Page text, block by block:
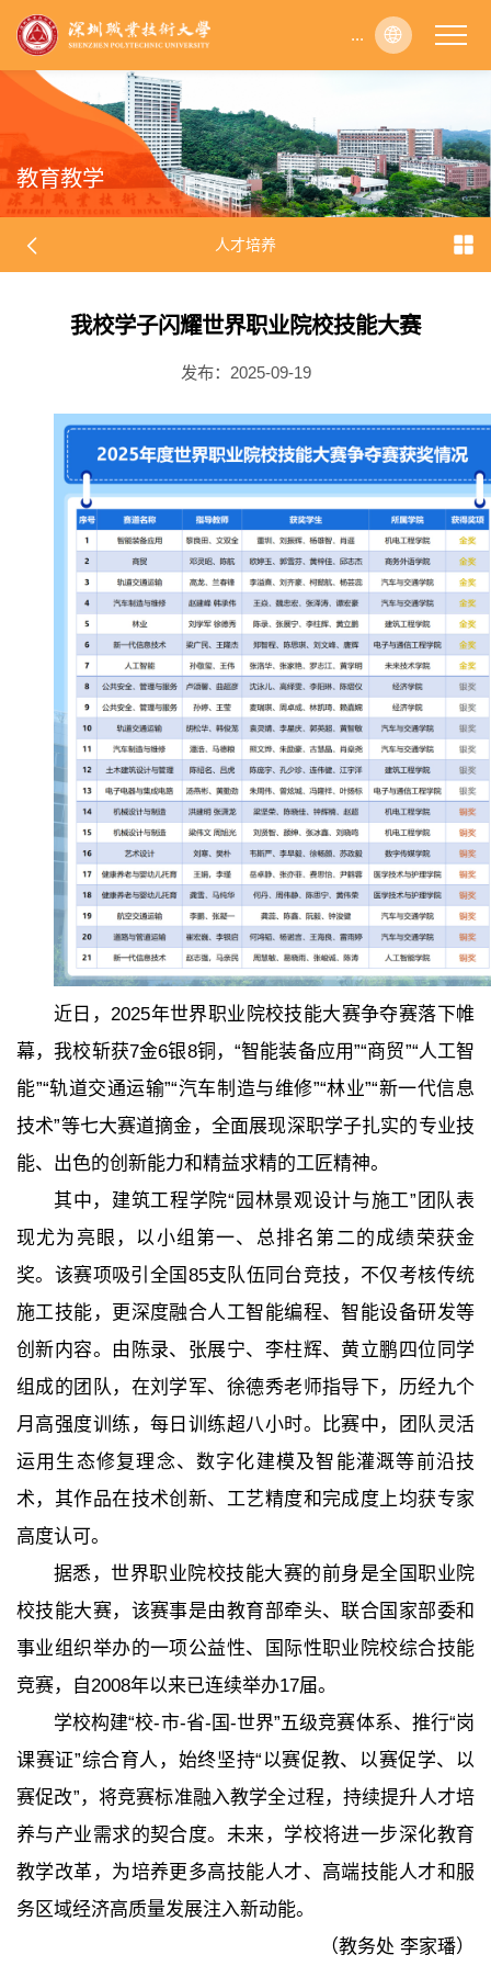
...
...
...
...
...
...
...
...
...
...
...
...
...
...
...
...
...
...
...
...
...
...
...
...
...
...
...
...
...
...
...
...
...
...
...
...
...
...
...
...
...
...
...
...
...
...
...
...
...
...
...
...
...
...
...
...
...
...
...
...
...
...
...
...
...
...
...
...
...
...
...
...
...
...
...
...
...
...
...
...
...
...
...
...
...
...
...
...
...
...
...
...
...
...
...
...